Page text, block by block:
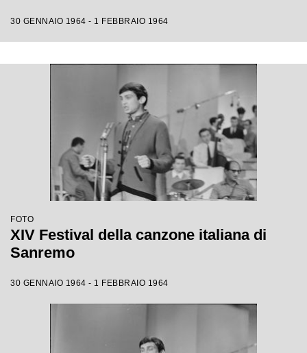
30 GENNAIO 1964 - 1 FEBBRAIO 1964
FOTO
XIV Festival della canzone italiana di
Sanremo
30 GENNAIO 1964 - 1 FEBBRAIO 1964